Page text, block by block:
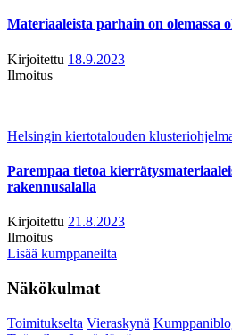
Materiaaleista parhain on olemassa
Kirjoitettu 18.9.2023
Ilmoitus
Helsingin kiertotalouden
Parempaa tietoa
rakennusalalla
Kirjoitettu 21.8.2023
Ilmoitus
Lisää kumppaneilta
Näkökulmat
Toimitukselta Vieraskynä